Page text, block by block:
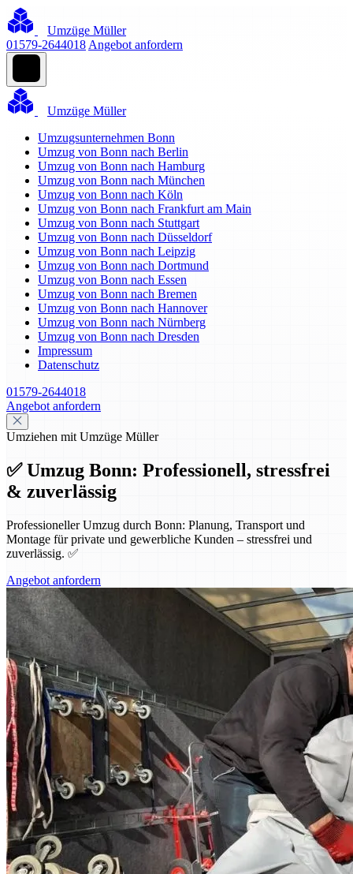
Umzüge Müller
01579-2644018 Angebot anfordern
Umzüge Müller
Umzugsunternehmen Bonn
Umzug von Bonn nach Berlin
Umzug von Bonn nach Hamburg
Umzug von Bonn nach München
Umzug von Bonn nach Köln
Umzug von Bonn nach Frankfurt am Main
Umzug von Bonn nach Stuttgart
Umzug von Bonn nach Düsseldorf
Umzug von Bonn nach Leipzig
Umzug von Bonn nach Dortmund
Umzug von Bonn nach Essen
Umzug von Bonn nach Bremen
Umzug von Bonn nach Hannover
Umzug von Bonn nach Nürnberg
Umzug von Bonn nach Dresden
Impressum
Datenschutz
01579-2644018
Angebot anfordern
Umziehen mit Umzüge Müller
✅ Umzug Bonn: Professionell, stressfrei
& zuverlässig
Professioneller Umzug durch Bonn: Planung, Transport und
Montage für private und gewerbliche Kunden – stressfrei und
zuverlässig. ✅
Angebot anfordern